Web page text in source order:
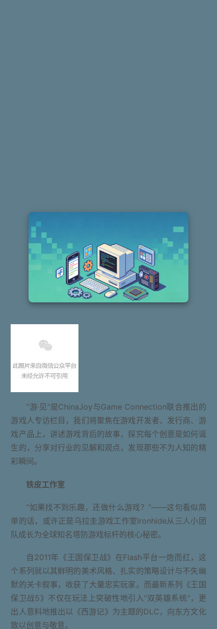
“游·见”是ChinaJoy与Game Connection联合推出的
游戏人专访栏目，我们将聚焦在游戏开发者、发行商、游
戏产品上，讲述游戏背后的故事，探究每个创意是如何诞
生的，分享对行业的见解和观点，发现那些不为人知的精
彩瞬间。
铁皮工作室
“如果找不到乐趣，还做什么游戏？”——这句看似简
单的话，或许正是乌拉圭游戏工作室Ironhide从三人小团
队成长为全球知名塔防游戏标杆的核心秘密。
自2011年《王国保卫战》在Flash平台一炮而红，这
个系列就以其鲜明的美术风格、扎实的策略设计与不失幽
默的关卡叙事，收获了大量忠实玩家。而最新系列《王国
保卫战5》不仅在玩法上突破性地引入“双英雄系统”，更
出人意料地推出以《西游记》为主题的DLC，向东方文化
致以创意与敬意。